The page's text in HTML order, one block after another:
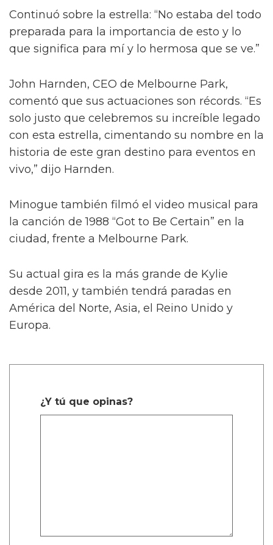
Continuó sobre la estrella: “No estaba del todo
preparada para la importancia de esto y lo
que significa para mí y lo hermosa que se ve.”
John Harnden, CEO de Melbourne Park,
comentó que sus actuaciones son récords. “Es
solo justo que celebremos su increíble legado
con esta estrella, cimentando su nombre en la
historia de este gran destino para eventos en
vivo,” dijo Harnden.
Minogue también filmó el video musical para
la canción de 1988 “Got to Be Certain” en la
ciudad, frente a Melbourne Park.
Su actual gira es la más grande de Kylie
desde 2011, y también tendrá paradas en
América del Norte, Asia, el Reino Unido y
Europa.
¿Y tú que opinas?